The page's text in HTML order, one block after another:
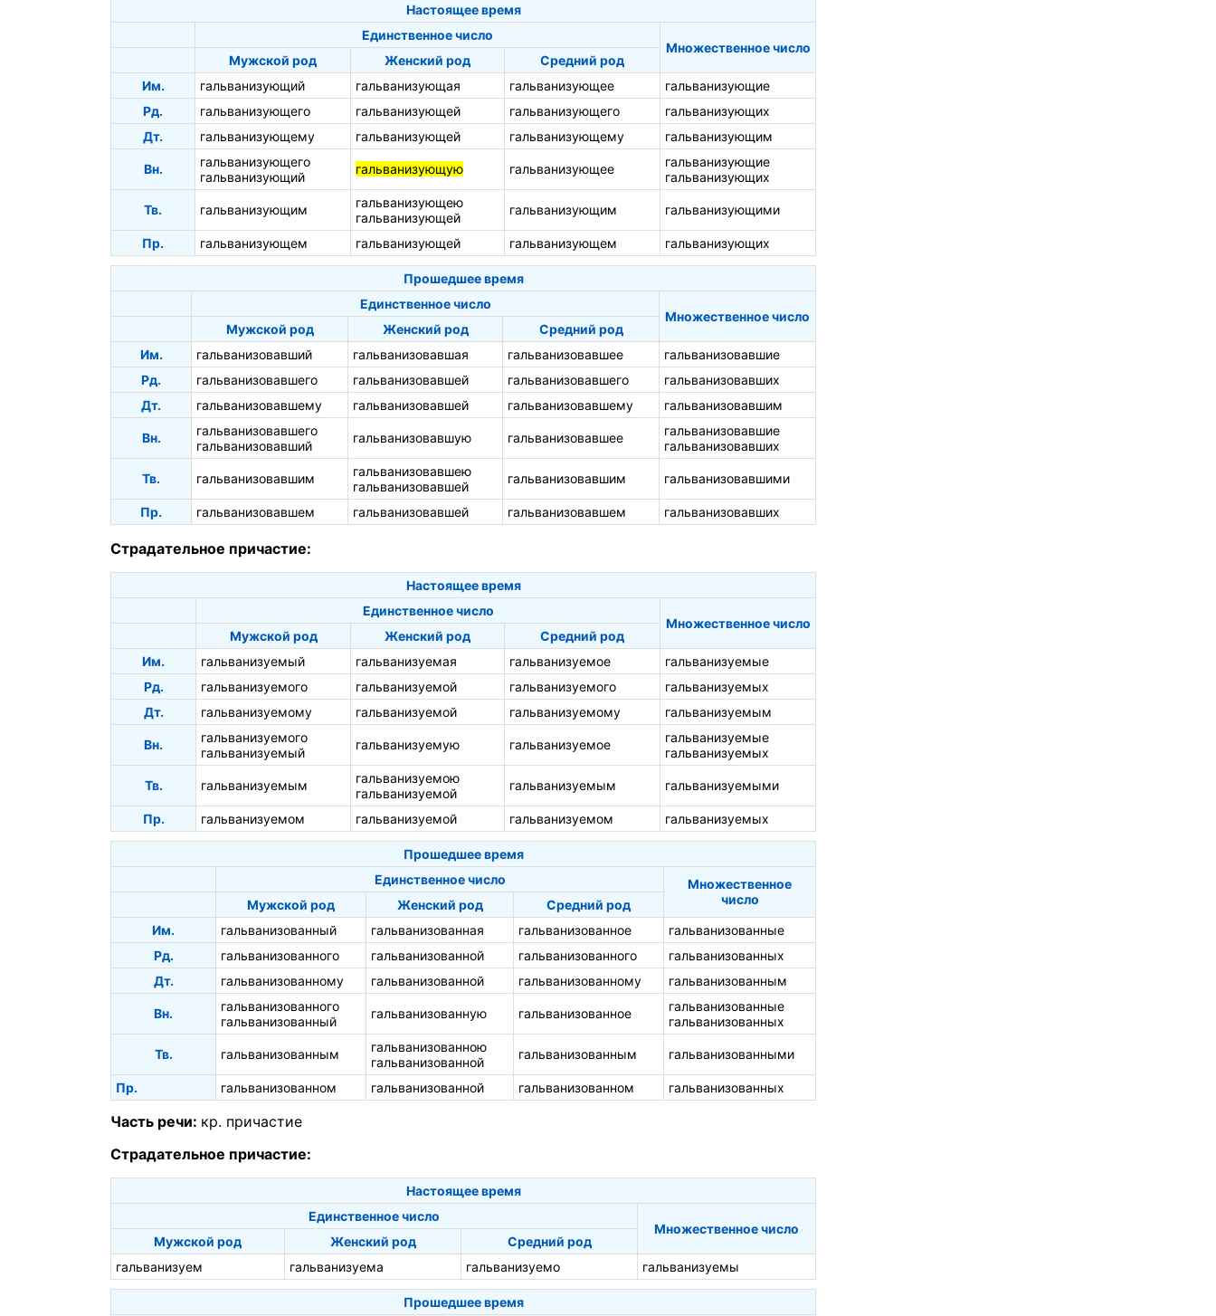
Настоящее время
Единственное число
Множественное число
Мужской род
Женский род
Средний род
Им.
гальванизующий гальванизующая гальванизующее
гальванизующие
Рд.
гальванизующего гальванизующей гальванизующего
гальванизующих
Дт.
гальванизующему гальванизующей гальванизующему гальванизующим
Вн.
гальванизующего
гальванизующий
гальванизующую гальванизующее
гальванизующие
гальванизующих
Тв. гальванизующим
гальванизующею
гальванизующей
гальванизующим гальванизующими
Пр. гальванизующем гальванизующей гальванизующем гальванизующих
Прошедшее время
Единственное число
Множественное число
Мужской род
Женский род
Средний род
Им.
гальванизовавший гальванизовавшая гальванизовавшее
гальванизовавшие
Рд.
гальванизовавшего гальванизовавшей гальванизовавшего
гальванизовавших
Дт.
гальванизовавшему гальванизовавшей гальванизовавшему гальванизовавшим
Вн.
гальванизовавшего
гальванизовавший
гальванизовавшую гальванизовавшее
гальванизовавшие
гальванизовавших
Тв. гальванизовавшим
гальванизовавшею
гальванизовавшей
гальванизовавшим гальванизовавшими
Пр. гальванизовавшем гальванизовавшей гальванизовавшем гальванизовавших
Страдательное причастие:
Настоящее время
Единственное число
Множественное число
Мужской род
Женский род
Средний род
Им.
гальванизуемый гальванизуемая гальванизуемое
гальванизуемые
Рд.
гальванизуемого гальванизуемой гальванизуемого
гальванизуемых
Дт.
гальванизуемому гальванизуемой гальванизуемому гальванизуемым
Вн.
гальванизуемого
гальванизуемый
гальванизуемую гальванизуемое
гальванизуемые
гальванизуемых
Тв. гальванизуемым
гальванизуемою
гальванизуемой
гальванизуемым гальванизуемыми
Пр. гальванизуемом гальванизуемой гальванизуемом гальванизуемых
Прошедшее время
Единственное число
Множественное
число
Мужской род Женский род
Средний род
Им.
гальванизованный гальванизованная гальванизованное
гальванизованные
Рд.
гальванизованного гальванизованной гальванизованного
гальванизованных
Дт.
гальванизованному гальванизованной гальванизованному гальванизованным
Вн.
гальванизованного
гальванизованный
гальванизованную гальванизованное
гальванизованные
гальванизованных
Тв. гальванизованным
гальванизованною
гальванизованной
гальванизованным гальванизованными
Пр. гальванизованном гальванизованной гальванизованном гальванизованных
Часть речи: кр. причастие
Страдательное причастие:
Настоящее время
Единственное число
Множественное число
Мужской род
Женский род
Средний род
гальванизуем
гальванизуема гальванизуемо гальванизуемы
Прошедшее время